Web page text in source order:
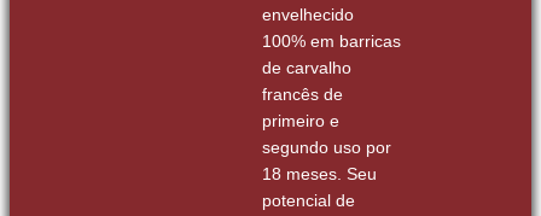
envelhecido
100% em barricas
de carvalho
francês de
primeiro e
segundo uso por
18 meses. Seu
potencial de